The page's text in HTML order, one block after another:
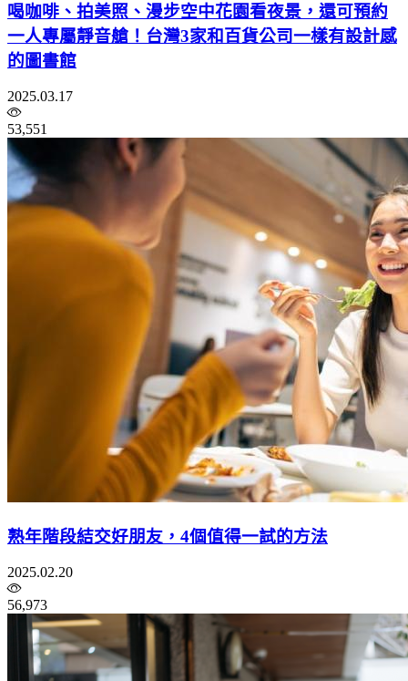
喝咖啡、拍美照、漫步空中花園看夜景，還可預約
一人專屬靜音艙！台灣3家和百貨公司一樣有設計感
的圖書館
2025.03.17
53,551
熟年階段結交好朋友，4個值得一試的方法
2025.02.20
56,973